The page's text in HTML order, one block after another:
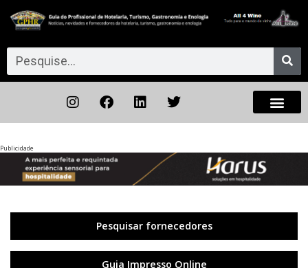
Publicidade
Pesquisar fornecedores
Guia Impresso Online